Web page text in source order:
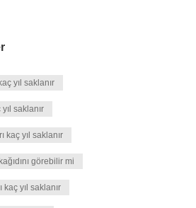
yıl saklanır
saklanır
kaç yıl saklanır
görebilir mi
kaç yıl saklanır